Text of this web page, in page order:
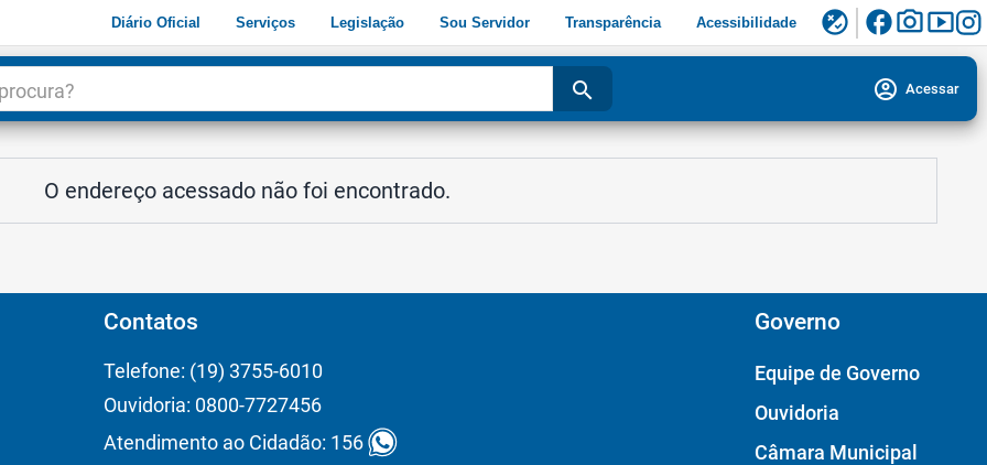
Diário Oficial Serviços Legislação Sou Servidor Transparência Acessibilidade flaky facebookphoto_camerasmart_display
search account_circle Acessar
O endereço acessado não foi encontrado.
Contatos
Telefone: (19) 3755-6010
Ouvidoria: 0800-7727456
Atendimento ao Cidadão: 156
Governo
Equipe de Governo
Ouvidoria
Câmara Municipal